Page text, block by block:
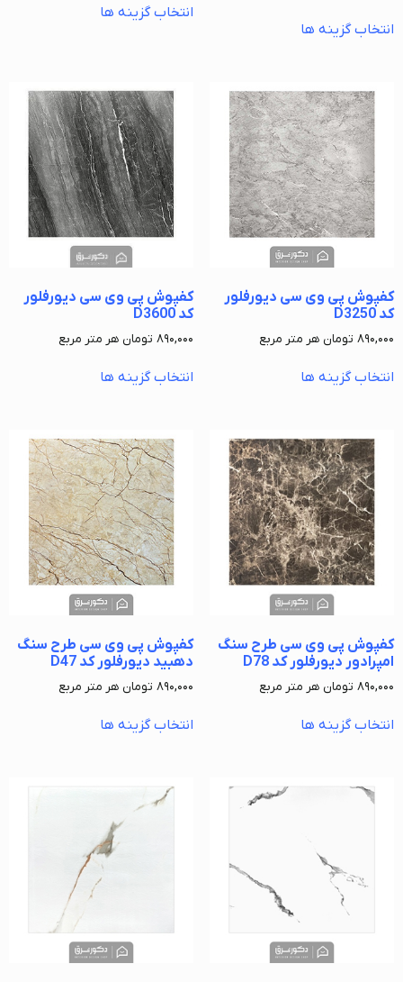
انتخاب گزینه ها
انتخاب گزینه ها
کفپوش پی وی سی دیورفلور
کد D3250
۸۹۰,۰۰۰ تومان هر متر مربع
انتخاب گزینه ها
کفپوش پی وی سی دیورفلور
کد D3600
۸۹۰,۰۰۰ تومان هر متر مربع
انتخاب گزینه ها
کفپوش پی وی سی طرح سنگ
امپرادور دیورفلور کد D78
۸۹۰,۰۰۰ تومان هر متر مربع
انتخاب گزینه ها
کفپوش پی وی سی طرح سنگ
دهبید دیورفلور کد D47
۸۹۰,۰۰۰ تومان هر متر مربع
انتخاب گزینه ها